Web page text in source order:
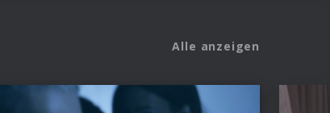
Alle anzeigen